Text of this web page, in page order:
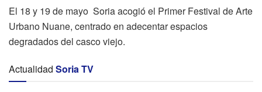
El 18 y 19 de mayo Soria acogió el Primer Festival de Arte
Urbano Nuane, centrado en adecentar espacios
degradados del casco viejo.
Actualidad Soria TV